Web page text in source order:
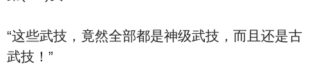
“这些武技，竟然全部都是神级武技，而且还是古
武技！”